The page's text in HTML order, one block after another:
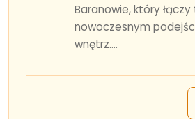
Baranowie, który
nowoczesnym
wnętrz....